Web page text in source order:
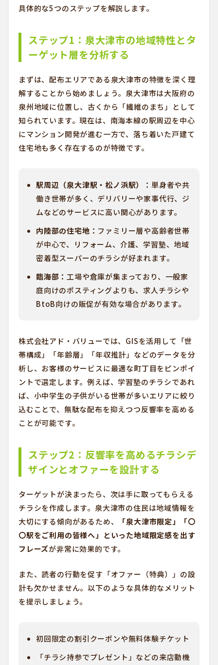
具体的な5つのステップを解説します。
ステップ1：泉大津市の地域特性とタ
ーゲット層を分析する
まずは、配布エリアである泉大津市の特徴を深く理
解することから始めましょう。泉大津市は大阪府の
泉州地域に位置し、古くから「繊維のまち」として
知られています。現在は、南海本線の駅周辺を中心
にマンション開発が進む一方で、落ち着いた戸建て
住宅地も多く存在するのが特徴です。
駅周辺（泉大津駅・松ノ浜駅）： 単身者や共
働き世帯が多く、デリバリーや家事代行、ジ
ムなどのサービスに高い関心があります。
内陸部の住宅地： ファミリー層や高齢者世帯
が中心で、リフォーム、介護、学習塾、地域
密着型スーパーのチラシが好まれます。
臨海部： 工場や倉庫が集まっており、一般家
庭向けのポスティングよりも、求人チラシや
BtoB向けの販促が有効な場合があります。
株式会社アド・バリューでは、GISを活用して「世
帯構成」「年齢層」「年収推計」などのデータを分
析し、お客様のサービスに最適な町丁目をピンポイ
ントで選定します。例えば、学習塾のチラシであれ
ば、小中学生の子供がいる世帯が多いエリアに絞り
込むことで、無駄な配布を抑えつつ反響率を高める
ことが可能です。
ステップ2：反響率を高めるチラシデ
ザインとオファーを設計する
ターゲットが決まったら、次は手に取ってもらえる
チラシを作成します。泉大津市の住民は地域情報を
大切にする傾向があるため、
「泉大津市限定」「〇
〇駅をご利用の皆様へ」といった地域限定感を出す
フレーズが非常に効果的です。
また、読者の行動を促す「オファー（特典）」の設
計も欠かせません。以下のような具体的なメリット
を提示しましょう。
初回限定の割引クーポンや無料体験チケット
「チラシ持参でプレゼント」などの来店動機